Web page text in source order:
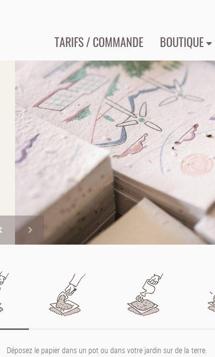
TARIFS / COMMANDE BOUTIQUE
Déposez le papier dans un pot ou dans votre jardin sur de la terre.